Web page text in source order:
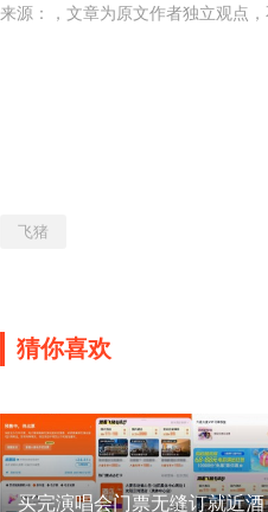
来源： ，文章为原文作者独立观点
飞猪
猜你喜欢
买完演唱会门票无缝订就近酒